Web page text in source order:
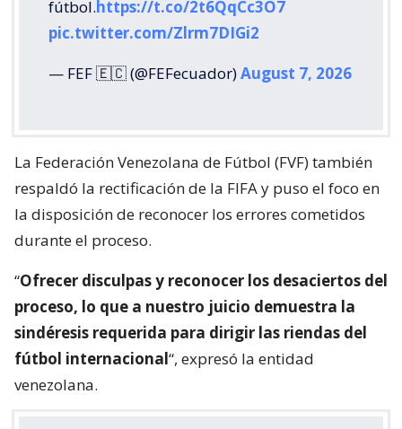
fútbol.https://t.co/2t6QqCc3O7
pic.twitter.com/Zlrm7DIGi2
— FEF 🇪🇨 (@FEFecuador)August 7, 2026
La Federación Venezolana de Fútbol (FVF) también
respaldó la rectificación de la FIFA y puso el foco en
la disposición de reconocer los errores cometidos
durante el proceso.
“Ofrecer disculpas y reconocer los desaciertos del
proceso, lo que a nuestro juicio demuestra la
sindéresis requerida para dirigir las riendas del
fútbol internacional“, expresó la entidad
venezolana.